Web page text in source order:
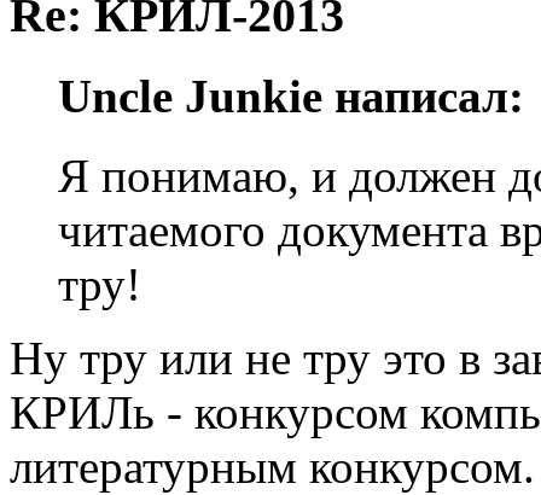
Re: КРИЛ-2013
Uncle Junkie написал:
Я понимаю, и должен
читаемого документа
тру!
Ну тру или не тру это в
КРИЛь - конкурсом
литературным конкурсом.